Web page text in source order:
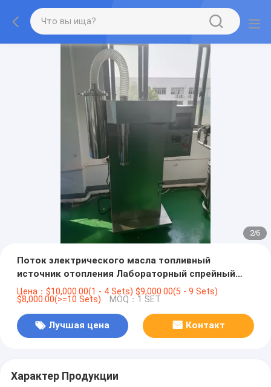
2/6
Поток электрического масла топливный
источник отопления Лабораторный спрейный
сушилка на заказ CE / ISO
Цена：$10,000.00(1 - 4 Sets) $9,000.00(5 - 9 Sets)
$8,000.00(>=10 Sets) MOQ：1 SET
Лучшая цена Контакт
Характер Продукции